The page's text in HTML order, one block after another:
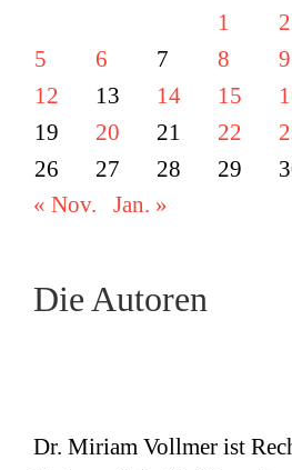
1
2
5
6 7 8 9
12
13 14 15
19
20 21 22
26
27 28 29
« Nov.
Jan. »
Die Autoren
Dr. Miriam Vollmer ist